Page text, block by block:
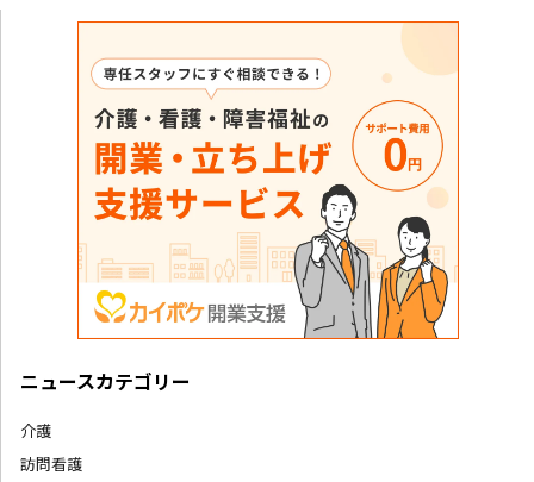
ニュースカテゴリー
介護
訪問看護